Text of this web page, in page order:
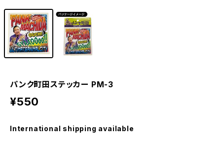
パンク町田ステッカー PM-3
¥550
International shipping available